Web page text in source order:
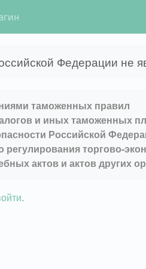
Федерации не
таможенных правил
и иных таможенных
Российской
торгово-
актов и актов других
.